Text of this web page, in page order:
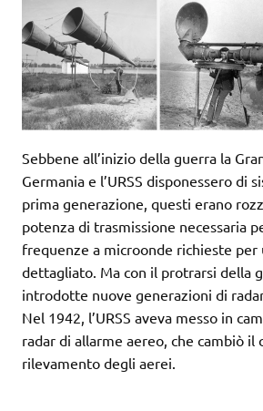
Sebbene all’inizio della guerra la
Germania e l’URSS disponessero di
prima generazione, questi erano
potenza di trasmissione necessaria
frequenze a microonde richieste
dettagliato. Ma con il protrarsi della
introdotte nuove generazioni di
Nel 1942, l’URSS aveva messo in
radar di allarme aereo, che cambiò il
rilevamento degli aerei.